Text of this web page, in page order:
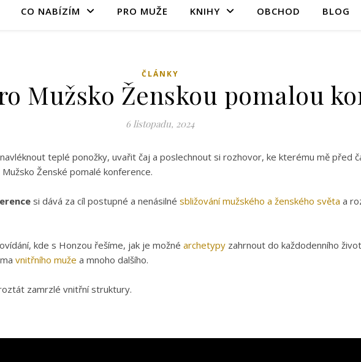
CO NABÍZÍM PRO MUŽE KNIHY OBCHOD BLOG
ČLÁNKY
Mužsko Ženskou pomalou
6 listopadu, 2024
teplé ponožky, uvařit čaj a poslechnout si rozhovor, ke kterému mě před
Ženské pomalé konference.
si dává za cíl postupné a nenásilné sbližování mužského a ženského světa a
kde s Honzou řešíme, jak je možné archetypy zahrnout do každodenního
vnitřního muže a mnoho dalšího.
zamrzlé vnitřní struktury.